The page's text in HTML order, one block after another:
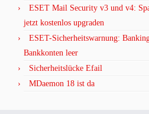
ESET Mail Security v3 und v4:
jetzt kostenlos upgraden
ESET-Sicherheitswarnung:
Bankkonten leer
Sicherheitslücke Efail
MDaemon 18 ist da